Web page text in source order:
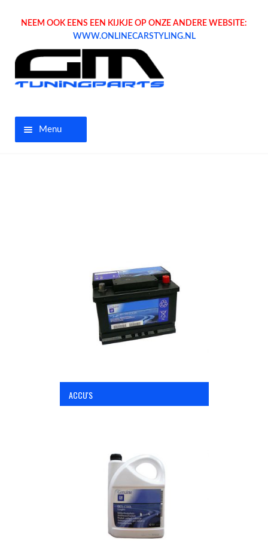
NEEM OOK EENS EEN KIJKJE OP ONZE ANDERE WEBSITE:
WWW.ONLINECARSTYLING.NL
Menu
Bedrijfswagen parts
Inloggen / Registreren
ACCU'S